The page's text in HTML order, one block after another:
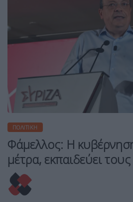
ΠΟΛΙΤΙΚΉ
Φάμελλος: Η
μέτρα, εκπαιδεύει